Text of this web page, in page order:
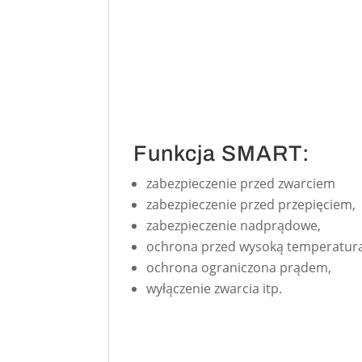
Funkcja SMART:
zabezpieczenie przed zwarciem
zabezpieczenie przed przepięciem,
zabezpieczenie nadprądowe,
ochrona przed wysoką
ochrona ograniczona prądem,
wyłączenie zwarcia itp.